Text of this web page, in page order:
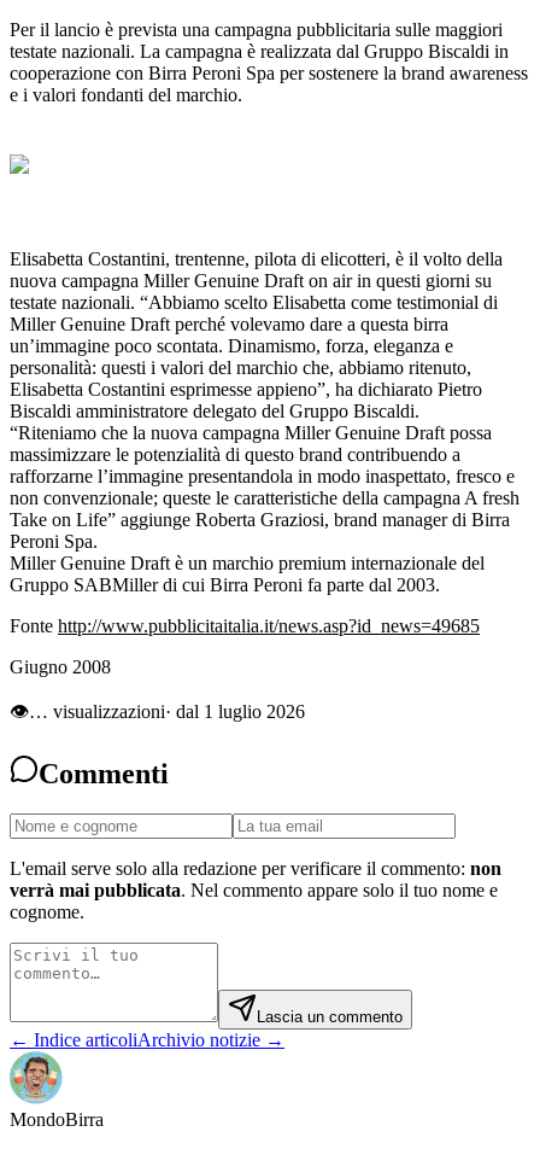
Per il lancio è prevista una campagna pubblicitaria sulle maggiori
testate nazionali. La campagna è realizzata dal Gruppo Biscaldi in
cooperazione con Birra Peroni Spa per sostenere la brand awareness
e i valori fondanti del marchio.
Elisabetta Costantini, trentenne, pilota di elicotteri, è il volto della
nuova campagna Miller Genuine Draft on air in questi giorni su
testate nazionali. “Abbiamo scelto Elisabetta come testimonial di
Miller Genuine Draft perché volevamo dare a questa birra
un’immagine poco scontata. Dinamismo, forza, eleganza e
personalità: questi i valori del marchio che, abbiamo ritenuto,
Elisabetta Costantini esprimesse appieno”, ha dichiarato Pietro
Biscaldi amministratore delegato del Gruppo Biscaldi.
“Riteniamo che la nuova campagna Miller Genuine Draft possa
massimizzare le potenzialità di questo brand contribuendo a
rafforzarne l’immagine presentandola in modo inaspettato, fresco e
non convenzionale; queste le caratteristiche della campagna A fresh
Take on Life” aggiunge Roberta Graziosi, brand manager di Birra
Peroni Spa.
Miller Genuine Draft è un marchio premium internazionale del
Gruppo SABMiller di cui Birra Peroni fa parte dal 2003.
Fonte http://www.pubblicitaitalia.it/news.asp?id_news=49685
Giugno 2008
👁… visualizzazioni· dal 1 luglio 2026
Commenti
L'email serve solo alla redazione per verificare il commento: non
verrà mai pubblicata. Nel commento appare solo il tuo nome e
cognome.
Lascia un commento
← Indice articoliArchivio notizie →
MondoBirra